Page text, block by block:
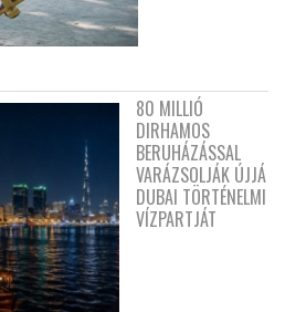
80 MILLIÓ
DIRHAMOS
BERUHÁZÁSSAL
VARÁZSOLJÁK ÚJJÁ
DUBAI TÖRTÉNELMI
VÍZPARTJÁT